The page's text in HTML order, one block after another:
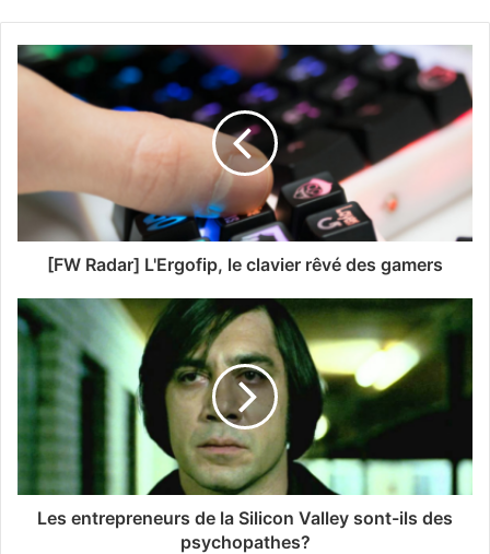
[FW Radar] L'Ergofip, le clavier rêvé des gamers
Les entrepreneurs de la Silicon Valley sont-ils des
psychopathes?